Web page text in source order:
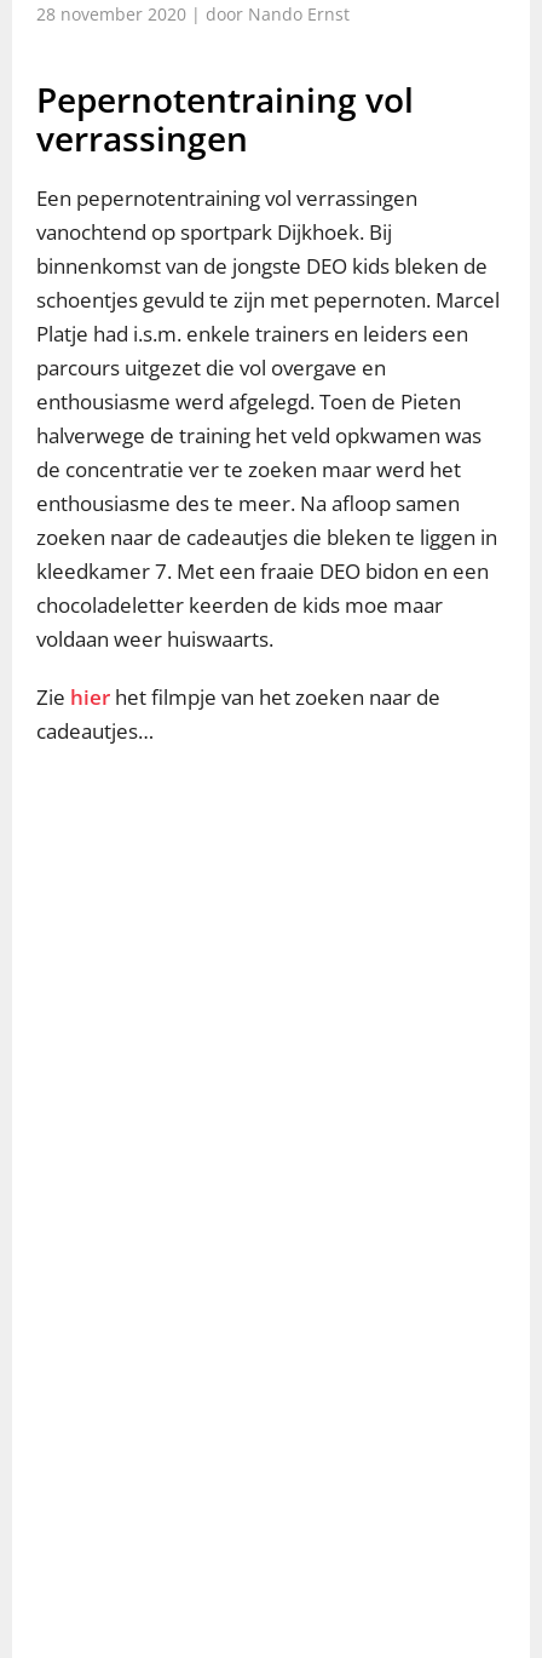
28 november 2020 | door Nando Ernst
Pepernotentraining vol
verrassingen
Een pepernotentraining vol verrassingen
vanochtend op sportpark Dijkhoek. Bij
binnenkomst van de jongste DEO kids bleken de
schoentjes gevuld te zijn met pepernoten. Marcel
Platje had i.s.m. enkele trainers en leiders een
parcours uitgezet die vol overgave en
enthousiasme werd afgelegd. Toen de Pieten
halverwege de training het veld opkwamen was
de concentratie ver te zoeken maar werd het
enthousiasme des te meer. Na afloop samen
zoeken naar de cadeautjes die bleken te liggen in
kleedkamer 7. Met een fraaie DEO bidon en een
chocoladeletter keerden de kids moe maar
voldaan weer huiswaarts.
Zie hier het filmpje van het zoeken naar de
cadeautjes…